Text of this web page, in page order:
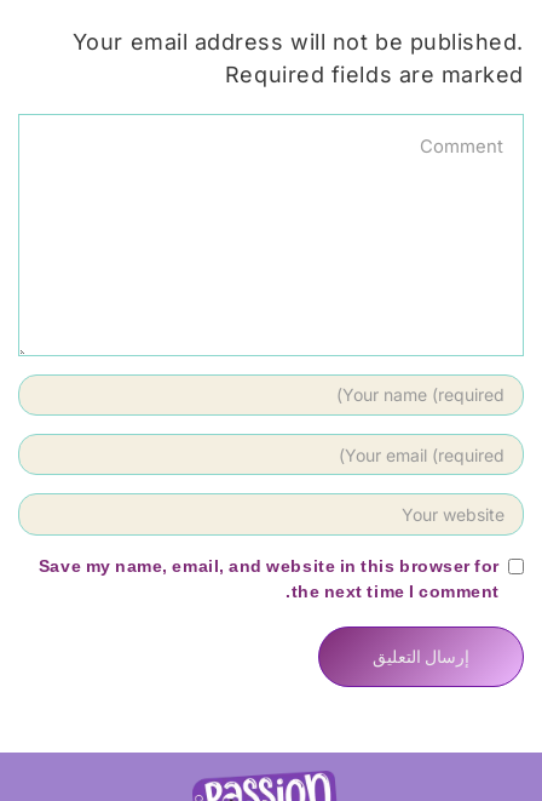
Your email address will not be published.
Required fields are marked
Save my name, email, and website in this browser for
the next time I comment.